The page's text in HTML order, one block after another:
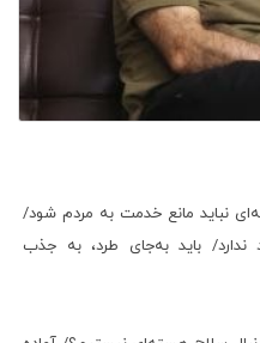
نباید مانع خدمت به مردم شود/
باید به‌جای طرد، به جذب